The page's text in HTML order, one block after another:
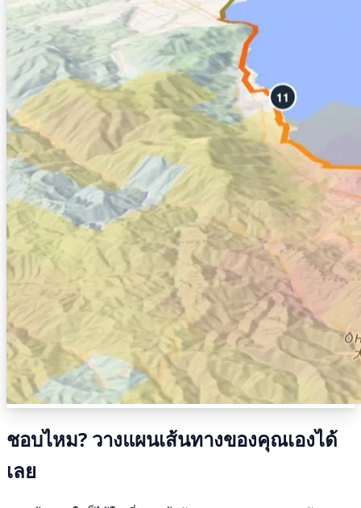
ชอบไหม? วางแผนเส้นทางของคุณเองได้
เลย